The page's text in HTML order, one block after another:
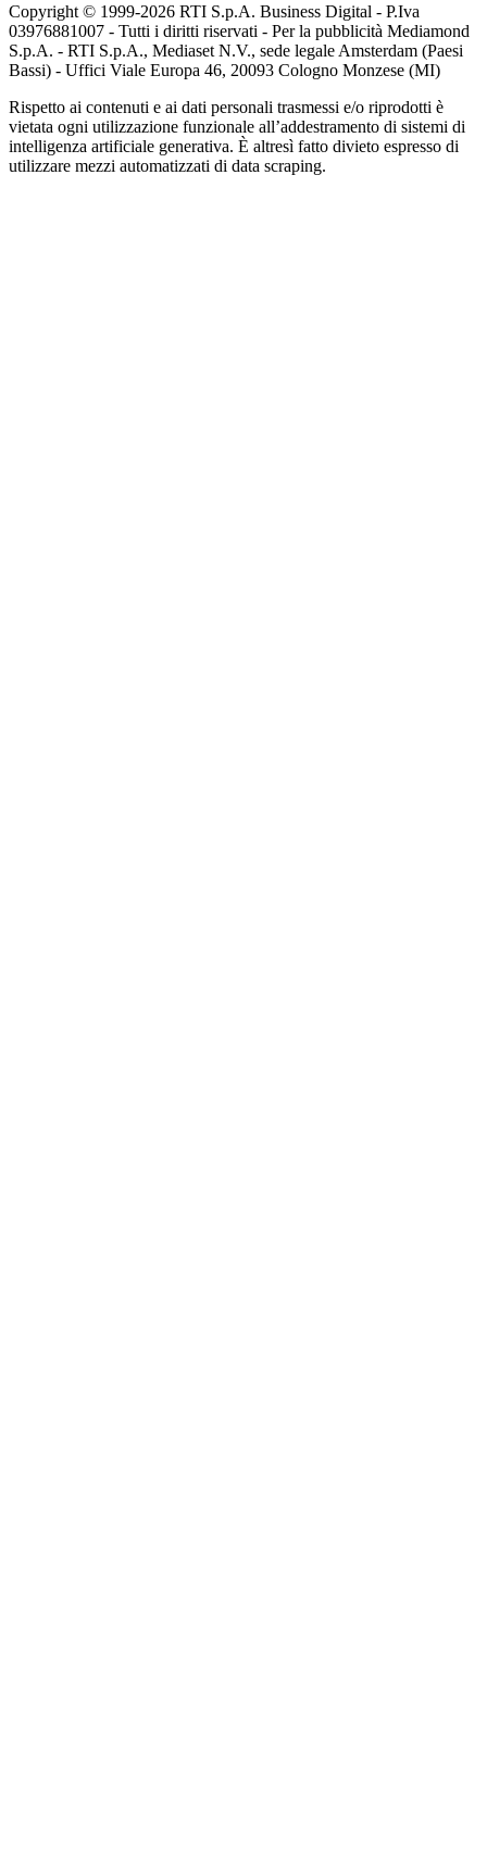
Copyright © 1999-2026 RTI S.p.A. Business Digital - P.Iva
03976881007 - Tutti i diritti riservati - Per la pubblicità Mediamond
S.p.A. - RTI S.p.A., Mediaset N.V., sede legale Amsterdam (Paesi
Bassi) - Uffici Viale Europa 46, 20093 Cologno Monzese (MI)
Rispetto ai contenuti e ai dati personali trasmessi e/o riprodotti è
vietata ogni utilizzazione funzionale all’addestramento di sistemi di
intelligenza artificiale generativa. È altresì fatto divieto espresso di
utilizzare mezzi automatizzati di data scraping.